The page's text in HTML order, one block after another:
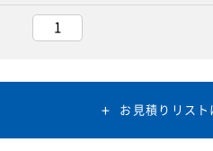
お見積りリスト